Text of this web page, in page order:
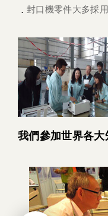
封口機零件大多採
我們參加世界各